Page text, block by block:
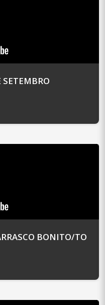
SETEMBRO
BONITO/TO